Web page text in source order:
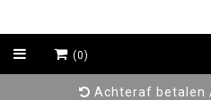
(0)
Achteraf betalen